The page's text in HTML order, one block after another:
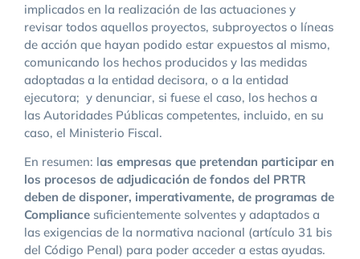
implicados en la realización de las actuaciones y
revisar todos aquellos proyectos, subproyectos o líneas
de acción que hayan podido estar expuestos al mismo,
comunicando los hechos producidos y las medidas
adoptadas a la entidad decisora, o a la entidad
ejecutora; y denunciar, si fuese el caso, los hechos a
las Autoridades Públicas competentes, incluido, en su
caso, el Ministerio Fiscal.
En resumen: las empresas que pretendan participar en
los procesos de adjudicación de fondos del PRTR
deben de disponer, imperativamente, de programas de
Compliance suficientemente solventes y adaptados a
las exigencias de la normativa nacional (artículo 31 bis
del Código Penal) para poder acceder a estas ayudas.